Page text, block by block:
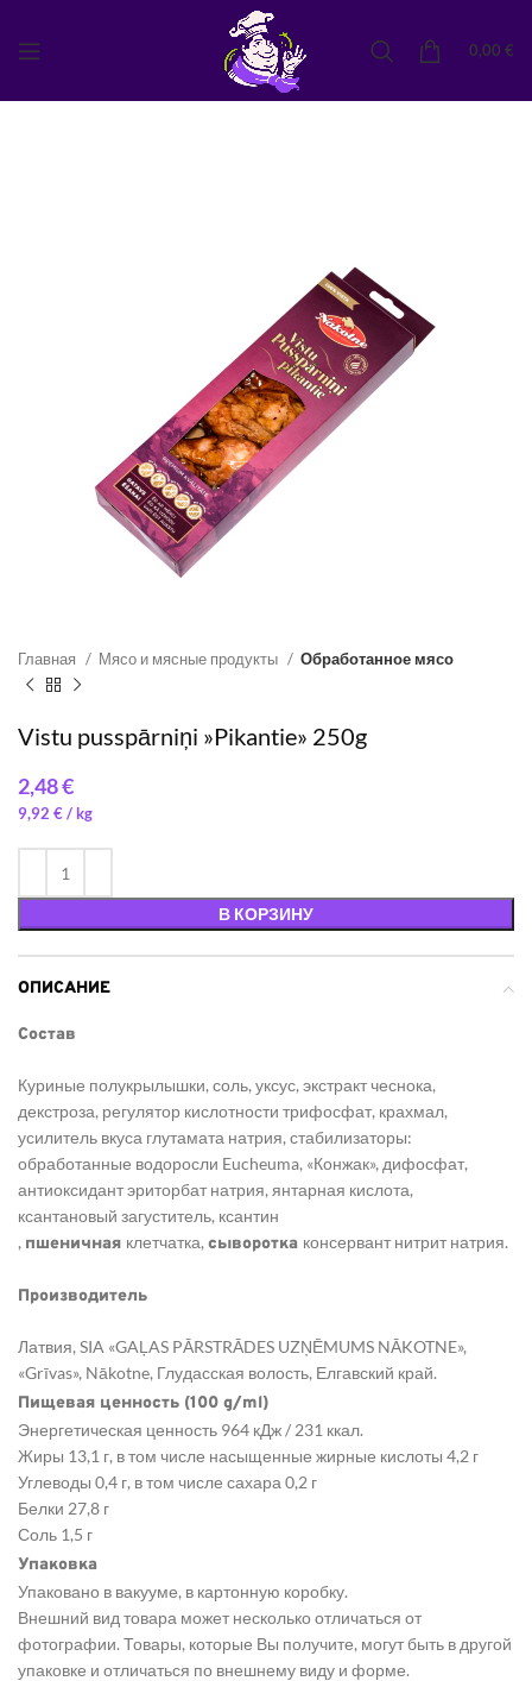
0,00 €
Главная Мясо и мясные продукты Обработанное мясо
Vistu pusspārniņi »Pikantie» 250g
€
9,92 €/
В КОРЗИНУ
ОПИСАНИЕ
Состав
Куриные полукрылышки, соль, уксус, экстракт чеснока,
декстроза, регулятор кислотности трифосфат, крахмал,
усилитель вкуса глутамата натрия, стабилизаторы:
обработанные водоросли Eucheuma, «Конжак», дифосфат,
антиоксидант эриторбат натрия, янтарная кислота,
ксантановый загуститель, ксантин
, пшеничная клетчатка, сыворотка консервант нитрит натрия.
Производитель
Латвия, SIA «GAĻAS PĀRSTRĀDES UZŅĒMUMS NĀKOTNE»,
«Grīvas», Nākotne, Глудасская волость, Елгавский край.
Пищевая ценность (100 g/ml)
Энергетическая ценность 964 кДж / 231 ккал.
Жиры 13,1 г, в том числе насыщенные жирные кислоты 4,2 г
Углеводы 0,4 г, в том числе сахара 0,2 г
Белки 27,8 г
Соль 1,5 г
Упаковка
Упаковано в вакууме, в картонную коробку.
Внешний вид товара может несколько отличаться от
фотографии. Товары, которые Вы получите, могут быть в другой
упаковке и отличаться по внешнему виду и форме.